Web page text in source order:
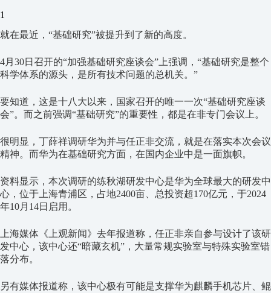
1
就在最近，“基础研究”被提升到了新的高度。
4月30日召开的“加强基础研究座谈会”上强调，“基础研究是整个
科学体系的源头，是所有技术问题的总机关。”
要知道，这是十八大以来，国家召开的唯一一次“基础研究座谈
会”。而之前强调“基础研究”的重要性，都是在非专门会议上。
很明显，丁薛祥调研华为并与任正非交流，就是在落实本次会议
精神。而华为在基础研究方面，在国内企业中是一面旗帜。
资料显示，本次调研的练秋湖研发中心是华为全球最大的研发中
心，位于上海青浦区，占地2400亩、总投资超170亿元，于2024
年10月14日启用。
上海媒体《上观新闻》去年报道称，任正非亲自参与设计了该研
发中心，该中心还“暗藏玄机”，大量常规实验室与特殊实验室错
落分布。
另有媒体报道称，该中心极有可能是支撑华为麒麟手机芯片、鲲